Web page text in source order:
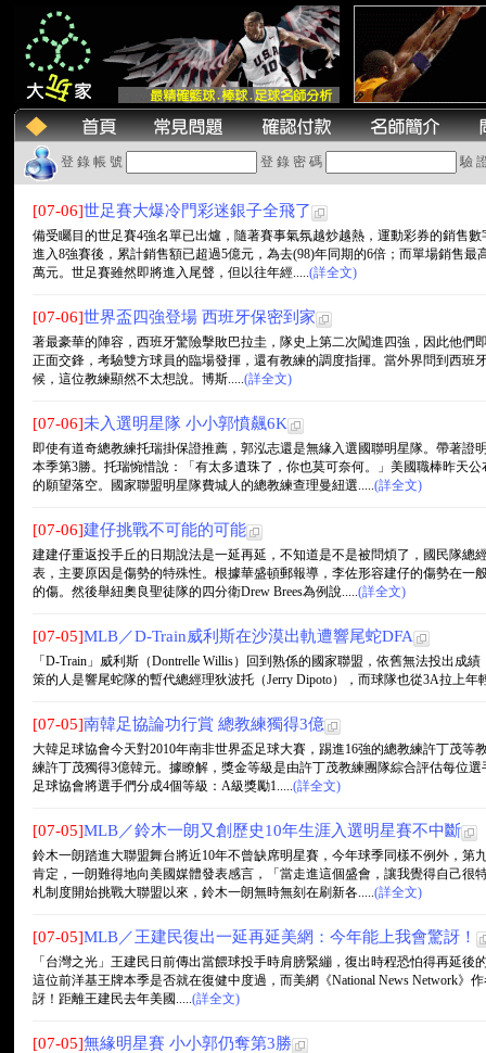
登 錄 帳 號 登 錄 密 碼 驗
[07-06]世足賽大爆冷門彩迷銀子全飛了
備受矚目的世足賽4強名單已出爐，隨著賽事氣氛越炒越熱，運動彩券的銷售
進入8強賽後，累計銷售額已超過5億元，為去(98)年同期的6倍；而單場銷售最
萬元。世足賽雖然即將進入尾聲，但以往年經.....(詳全文)
[07-06]世界盃四強登場 西班牙保密到家
著最豪華的陣容，西班牙驚險擊敗巴拉圭，隊史上第二次闖進四強，因此他們
正面交鋒，考驗雙方球員的臨場發揮，還有教練的調度指揮。當外界問到西班
候，這位教練顯然不太想說。博斯.....(詳全文)
[07-06]未入選明星隊 小小郭憤飆6K
即使有道奇總教練托瑞掛保證推薦，郭泓志還是無緣入選國聯明星隊。帶著證
本季第3勝。托瑞惋惜說：「有太多遺珠了，你也莫可奈何。」美國職棒昨天
的願望落空。國家聯盟明星隊費城人的總教練查理曼紐選.....(詳全文)
[07-06]建仔挑戰不可能的可能
建建仔重返投手丘的日期說法是一延再延，不知道是不是被問煩了，國民隊總
表，主要原因是傷勢的特殊性。根據華盛頓郵報導，李佐形容建仔的傷勢在一
的傷。然後舉紐奧良聖徒隊的四分衛Drew Brees為例說.....(詳全文)
[07-05]MLB／D-Train威利斯在沙漠出軌遭響尾蛇DFA
「D-Train」威利斯（Dontrelle Willis）回到熟係的國家聯盟，依舊無法投出成
策的人是響尾蛇隊的暫代總經理狄波托（Jerry Dipoto），而球隊也從3A拉上年
[07-05]南韓足協論功行賞 總教練獨得3億
大韓足球協會今天對2010年南非世界盃足球大賽，踢進16強的總教練許丁茂等
練許丁茂獨得3億韓元。據瞭解，獎金等級是由許丁茂教練團隊綜合評估每位
足球協會將選手們分成4個等級：A級獎勵1.....(詳全文)
[07-05]MLB／鈴木一朗又創歷史10年生涯入選明星賽不中斷
鈴木一朗踏進大聯盟舞台將近10年不曾缺席明星賽，今年球季同樣不例外，第
肯定，一朗難得地向美國媒體發表感言，「當走進這個盛會，讓我覺得自己很
札制度開始挑戰大聯盟以來，鈴木一朗無時無刻在刷新各.....(詳全文)
[07-05]MLB／王建民復出一延再延美網：今年能上我會驚訝！
「台灣之光」王建民日前傳出當餵球投手時肩膀緊繃，復出時程恐怕得再延
這位前洋基王牌本季是否就在復健中度過，而美網《National News Network》
訝！距離王建民去年美國.....(詳全文)
[07-05]無緣明星賽 小小郭仍奪第3勝